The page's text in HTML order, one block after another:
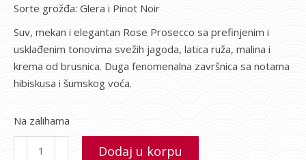
Sorte grožđa: Glera i Pinot Noir
Suv, mekan i elegantan Rose Prosecco sa prefinjenim i
usklađenim tonovima svežih jagoda, latica ruža, malina i
krema od brusnica. Duga fenomenalna završnica sa notama
hibiskusa i šumskog voća.
Na zalihama
Dodaj u korpu